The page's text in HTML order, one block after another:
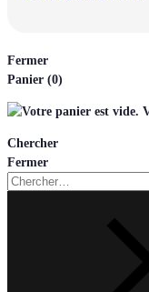
Fermer
Panier (0)
Chercher
Fermer
Chercher